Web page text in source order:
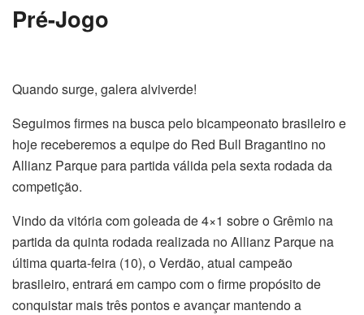
Pré-Jogo
Quando surge, galera alviverde!
Seguimos firmes na busca pelo bicampeonato brasileiro e
hoje receberemos a equipe do Red Bull Bragantino no
Allianz Parque para partida válida pela sexta rodada da
competição.
Vindo da vitória com goleada de 4×1 sobre o Grêmio na
partida da quinta rodada realizada no Allianz Parque na
última quarta-feira (10), o Verdão, atual campeão
brasileiro, entrará em campo com o firme propósito de
conquistar mais três pontos e avançar mantendo a